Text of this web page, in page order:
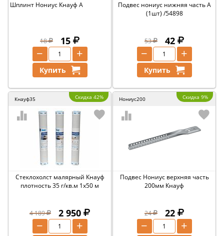
Шплинт Нониус Кнауф А
18 15
+
−
Купить
Подвес нониус нижняя часть А
(1шт) /54898
53 42
+
−
Купить
Кнауф35 Скидка 42%
Стеклохолст малярный Кнауф
плотность 35 г/кв.м 1х50 м
4 189 2 950
+
−
Нониус200 Скидка 9%
Подвес Нониус верхняя часть
200мм Кнауф
24 22
+
−